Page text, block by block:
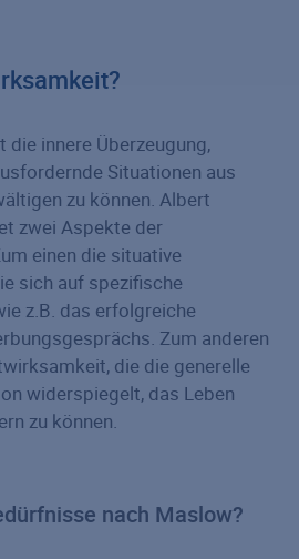
innere Überzeugung,
Situationen aus
zu können. Albert
zwei Aspekte der
einen die situative
sich auf spezifische
z.B. das erfolgreiche
Zum anderen
die die generelle
widerspiegelt, das Leben
zu können.
nach Maslow?